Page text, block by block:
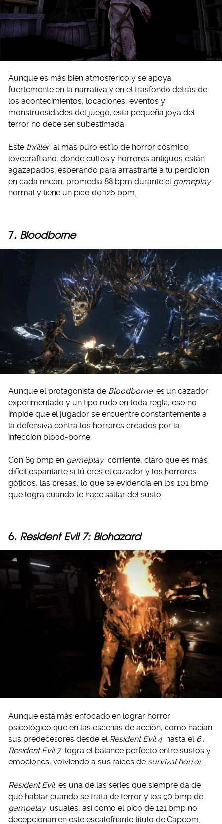
Aunque es más bien atmosférico y se apoya
fuertemente en la narrativa y en el trasfondo detrás de
los acontecimientos, locaciones, eventos y
monstruosidades del juego, esta pequeña joya del
terror no debe ser subestimada.
Este thriller al más puro estilo de horror cósmico
lovecraftiano, donde cultos y horrores antiguos están
agazapados, esperando para arrastrarte a tu perdición
en cada rincón, promedia 88 bpm durante el gameplay
normal y tiene un pico de 126 bpm.
7. Bloodborne
Aunque el protagonista de Bloodborne es un cazador
experimentado y un tipo rudo en toda regla, eso no
impide que el jugador se encuentre constantemente a
la defensiva contra los horrores creados por la
infección blood-borne.
Con 89 bmp en gameplay corriente, claro que es más
difícil espantarte si tú eres el cazador y los horrores
góticos, las presas, lo que se evidencia en los 101 bmp
que logra cuando te hace saltar del susto.
6. Resident Evil 7: Biohazard
Aunque está más enfocado en lograr horror
psicológico que en las escenas de acción, como hacían
sus predecesores desde el Resident Evil 4 hasta el 6 ,
Resident Evil 7 logra el balance perfecto entre sustos y
emociones, volviendo a sus raíces de survival horror
Resident Evil es una de las series que siempre da de
qué hablar cuando se trata de terror y los 90 bmp de
gampelay usuales, así como el pico de 121 bmp no
decepcionan en este escalofriante título de Capcom.